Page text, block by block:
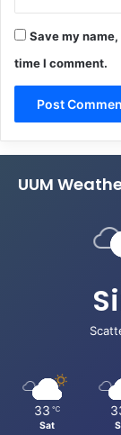
Save my
time I comment.
UUM
33 ℃
Sat